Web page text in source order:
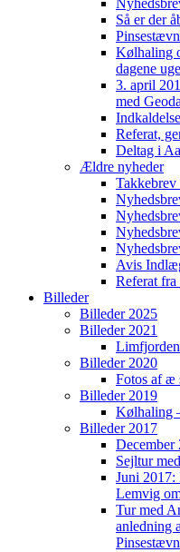
Så er der
Kølhaling
dagene
3. april
med
Referat,
Deltag i
Ældre nyheder
Takkebrev
Avis
Referat fra
Billeder
Billeder 2025
Billeder 2021
Limfjorden
Billeder 2020
Fotos af æ
Billeder 2019
Kølhaling
Billeder 2017
December
Sejltur
Juni 2017:
Lemvig
Tur med
anledning